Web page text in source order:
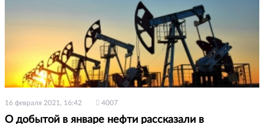
16 февраля 2021, 16:42 4007
О добытой в январе нефти рассказали в